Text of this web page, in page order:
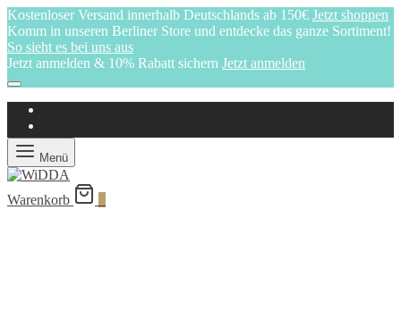
Kostenloser Versand innerhalb Deutschlands ab 150€ Jetzt shoppen
Komm in unseren Berliner Store und entdecke das ganze Sortiment!
So sieht es bei uns aus
Jetzt anmelden & 10% Rabatt sichern Jetzt anmelden
Menü
Warenkorb